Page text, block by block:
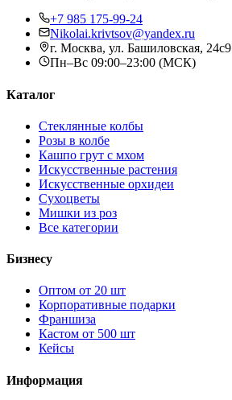
+7 985 175-99-24
Nikolai.krivtsov@yandex.ru
г. Москва, ул. Башиловская, 24с9
Пн–Вс 09:00–23:00 (МСК)
Каталог
Стеклянные колбы
Розы в колбе
Кашпо грут с мхом
Искусственные растения
Искусственные орхидеи
Сухоцветы
Мишки из роз
Все категории
Бизнесу
Оптом от 20 шт
Корпоративные подарки
Франшиза
Кастом от 500 шт
Кейсы
Информация